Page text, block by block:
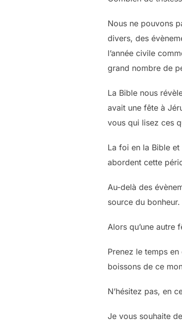
Nous ne pouvons
divers, des
l’année civile
grand nombre de
La Bible nous
avait une fête à
vous qui lisez ces
La foi en la Bible
abordent cette
Au-delà des
source du bonheur.
Alors qu’une autre
Prenez le temps
boissons de ce
N’hésitez pas, en
Je vous souhaite